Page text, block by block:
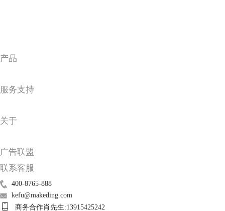
然后点击“选项”，选择其中的“自定义”。
产品
服务支持
关于
广告联盟
联系客服
400-8765-888
kefu@makeding.com
商务合作肖先生:13915425242